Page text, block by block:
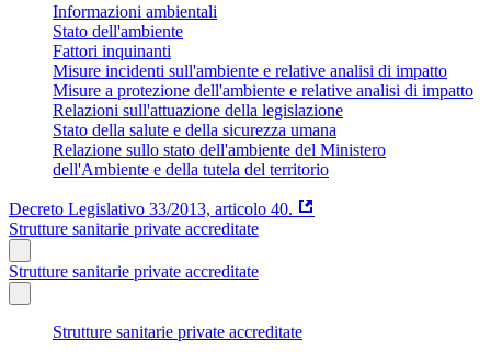
Informazioni ambientali
Stato dell'ambiente
Fattori inquinanti
Misure incidenti sull'ambiente e relative analisi di impatto
Misure a protezione dell'ambiente e relative analisi di impatto
Relazioni sull'attuazione della legislazione
Stato della salute e della sicurezza umana
Relazione sullo stato dell'ambiente del Ministero
dell'Ambiente e della tutela del territorio
Decreto Legislativo 33/2013, articolo 40.
Strutture sanitarie private accreditate
Strutture sanitarie private accreditate
Strutture sanitarie private accreditate